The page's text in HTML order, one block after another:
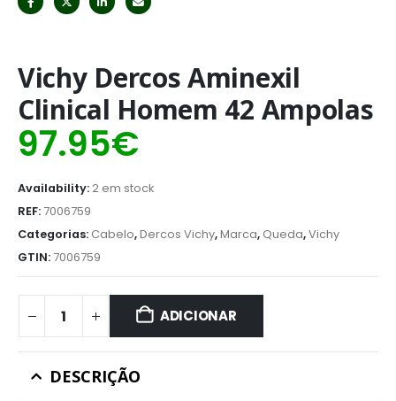
Vichy Dercos Aminexil
Clinical Homem 42 Ampolas
97.95€
Availability:2 em stock
REF: 7006759
Categorias: Cabelo,Dercos Vichy,Marca, Queda,Vichy
GTIN: 7006759
ADICIONAR
DESCRIÇÃO